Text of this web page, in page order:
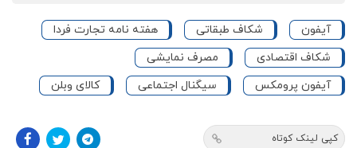
آیفون شکاف طبقاتی
هفته نامه تجارت فردا
شکاف اقتصادی
مصرف نمایشی
آیفون پرومکس
سیگنال اجتماعی کالای وبلن
کپی لینک کوتاه